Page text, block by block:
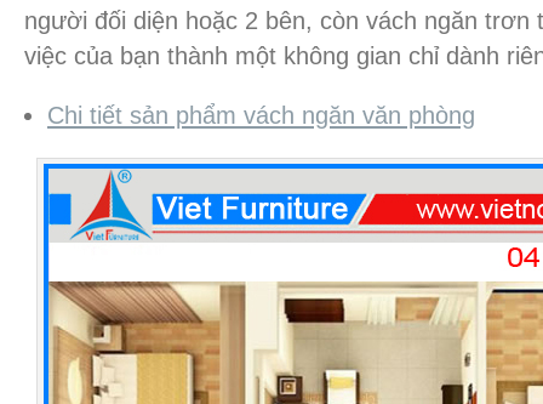
người đối diện hoặc 2 bên, còn vách ngăn trơn
việc của bạn thành một không gian chỉ dành
Chi tiết sản phẩm vách ngăn văn phòng